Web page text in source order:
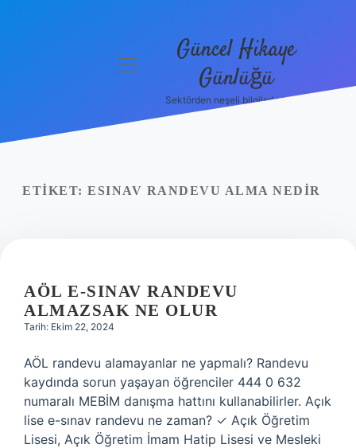
menüyü
Güncel Hikaye
Günlüğü
Sektörden neşeli bilgilerle tanış!
ETIKET: ESINAV RANDEVU ALMA NEDIR
AÖL E-SINAV RANDEVU
ALMAZSAK NE OLUR
Tarih: Ekim 22, 2024
AÖL randevu alamayanlar ne yapmalı? Randevu
kaydında sorun yaşayan öğrenciler 444 0 632
numaralı MEBİM danışma hattını kullanabilirler. Açık
lise e-sınav randevu ne zaman? ✓ Açık Öğretim
Lisesi, Açık Öğretim İmam Hatip Lisesi ve Mesleki